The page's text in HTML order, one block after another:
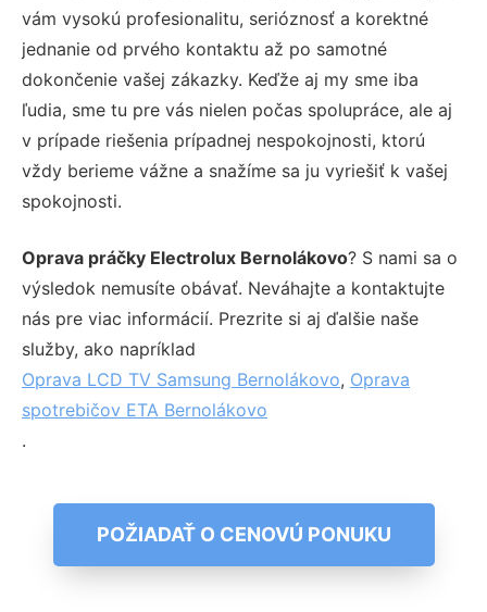
vám vysokú profesionalitu, serióznosť a korektné
jednanie od prvého kontaktu až po samotné
dokončenie vašej zákazky. Keďže aj my sme iba
ľudia, sme tu pre vás nielen počas spolupráce, ale aj
v prípade riešenia prípadnej nespokojnosti, ktorú
vždy berieme vážne a snažíme sa ju vyriešiť k vašej
spokojnosti.
Oprava práčky Electrolux Bernolákovo? S nami sa o
výsledok nemusíte obávať. Neváhajte a kontaktujte
nás pre viac informácií. Prezrite si aj ďalšie naše
služby, ako napríklad
Oprava LCD TV Samsung Bernolákovo, Oprava
spotrebičov ETA Bernolákovo
.
POŽIADAŤ O CENOVÚ PONUKU